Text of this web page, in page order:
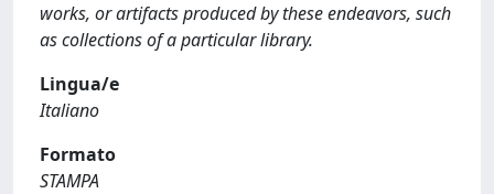
works, or artifacts produced by these endeavors, such
as collections of a particular library.
Lingua/e
Italiano
Formato
STAMPA